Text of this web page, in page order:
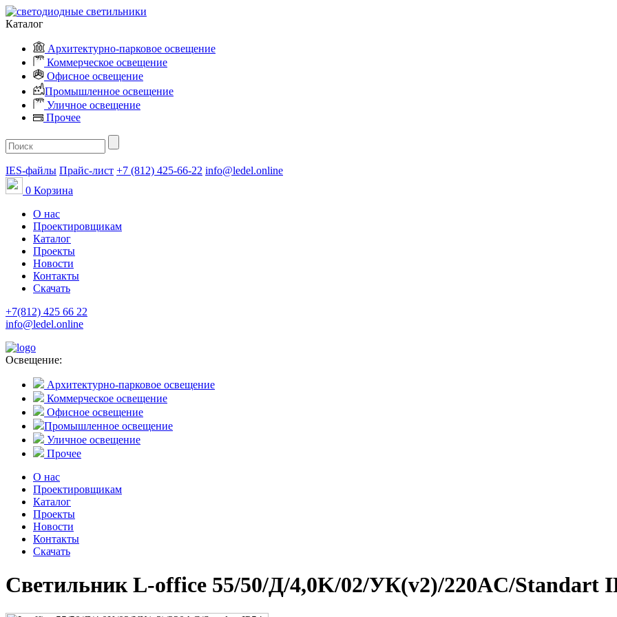
Каталог
Архитектурно-парковое освещение
Коммерческое освещение
Офисное освещение
Промышленное освещение
Уличное освещение
Прочее
IES-файлы Прайс-лист +7 (812) 425-66-22 info@ledel.online
0 Корзина
О нас
Проектировщикам
Каталог
Проекты
Новости
Контакты
Скачать
+7(812) 425 66 22
info@ledel.online
Освещение:
Архитектурно-парковое освещение
Коммерческое освещение
Офисное освещение
Промышленное освещение
Уличное освещение
Прочее
О нас
Проектировщикам
Каталог
Проекты
Новости
Контакты
Скачать
Светильник L-office 55/50/Д/4,0K/02/УК(v2)/220AC/Standart